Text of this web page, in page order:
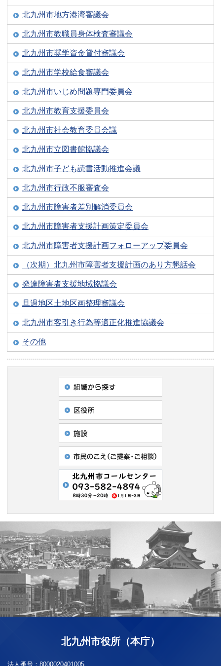
北九州市地方港湾審議会
北九州市教職員身体検査審議会
北九州市奨学資金貸付審議会
北九州市学校給食審議会
北九州市いじめ問題専門委員会
北九州市教育支援委員会
北九州市社会教育委員会議
北九州市立図書館協議会
北九州市子ども読書活動推進会議
北九州市行政不服審査会
北九州市障害者差別解消委員会
北九州市障害者支援計画策定委員会
北九州市障害者支援計画フォローアップ委員会
（次期）北九州市障害者支援計画のあり方懇話会
発達障害者支援地域協議会
旦過地区土地区画整理審議会
北九州市客引き行為等適正化推進協議会
その他
北九州市役所（本庁）
法人番号： 8000020401005